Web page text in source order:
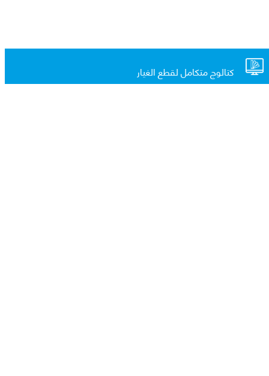
كتالوج متكامل لقطع الغيار